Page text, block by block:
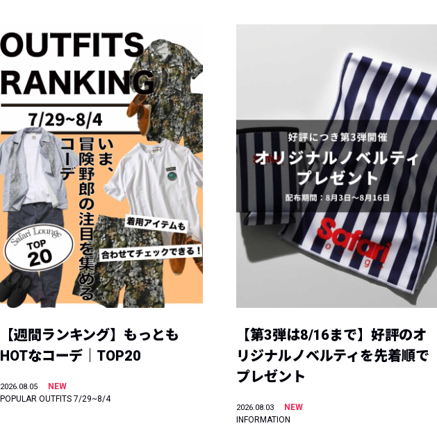
【週間ランキング】もっとも
HOTなコーデ｜TOP20
2026.08.05
NEW
POPULAR OUTFITS 7/29~8/4
【第3弾は8/16まで】好評のオ
リジナルノベルティを先着順で
プレゼント
2026.08.03
NEW
INFORMATION